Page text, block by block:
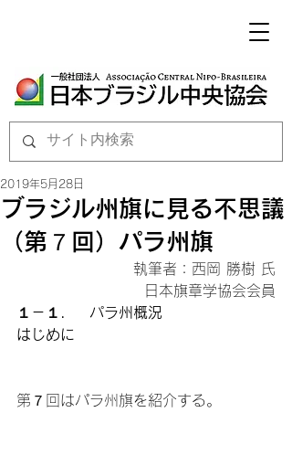
ブラジル州旗に見る不思議
（第７回）パラ州旗
2019年5月28日
執筆者：西岡 勝樹 氏
日本旗章学協会会員
１－１．　パラ州概況
はじめに
第７回はパラ州旗を紹介する。